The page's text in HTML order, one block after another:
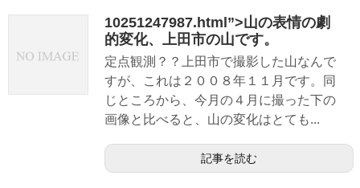
10251247987.html”>山の表情の劇
的変化、上田市の山です。
定点観測？？上田市で撮影した山なんで
すが、これは２００８年１１月です。同
じところから、今月の４月に撮った下の
画像と比べると、山の変化はとても...
記事を読む